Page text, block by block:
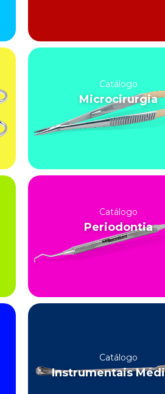
Catálogo
Microcirurgia
Catálogo
Periodontia
Catálogo
Instrumentais